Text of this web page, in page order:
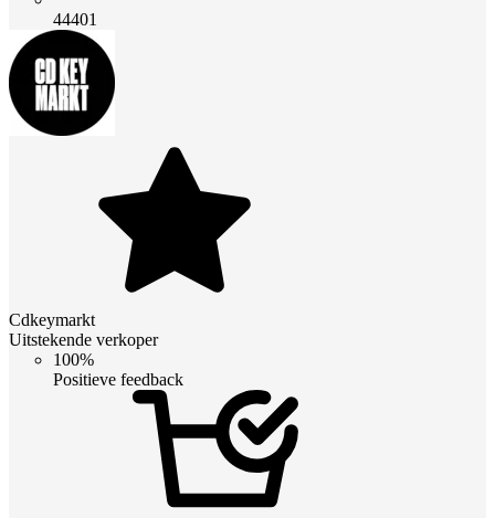
44401
Cdkeymarkt
Uitstekende verkoper
100%
Positieve feedback